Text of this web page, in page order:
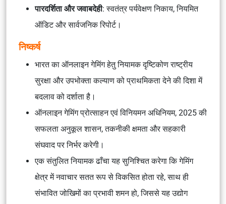
पारदर्शिता और जवाबदेही: स्वतंत्र पर्यवेक्षण निकाय, नियमित
ऑडिट और सार्वजनिक रिपोर्ट।
निष्कर्ष
भारत का ऑनलाइन गेमिंग हेतु नियामक दृष्टिकोण राष्ट्रीय
सुरक्षा और उपभोक्ता कल्याण को प्राथमिकता देने की दिशा में
बदलाव को दर्शाता है।
ऑनलाइन गेमिंग प्रोत्साहन एवं विनियमन अधिनियम, 2025की
सफलता अनुकूल शासन, तकनीकी क्षमता और सहकारी
संघवाद पर निर्भर करेगी।
एक संतुलित नियामक ढाँचा यह सुनिश्चित करेगा कि गेमिंग
क्षेत्र में नवाचार सतत रूप से विकसित होता रहे, साथ ही
संभावित जोखिमों का प्रभावी शमन हो, जिससे यह उद्योग